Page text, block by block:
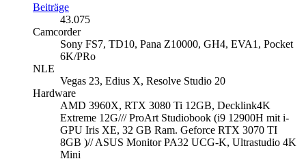
Beiträge
43.075
Camcorder
Sony FS7, TD10, Pana Z10000, GH4, EVA1, Pocket
6K/PRo
NLE
Vegas 23, Edius X, Resolve Studio 20
Hardware
AMD 3960X, RTX 3080 Ti 12GB, Decklink4K
Extreme 12G/// ProArt Studiobook (i9 12900H mit i-
GPU Iris XE, 32 GB Ram. Geforce RTX 3070 TI
8GB )// ASUS Monitor PA32 UCG-K, Ultrastudio 4K
Mini